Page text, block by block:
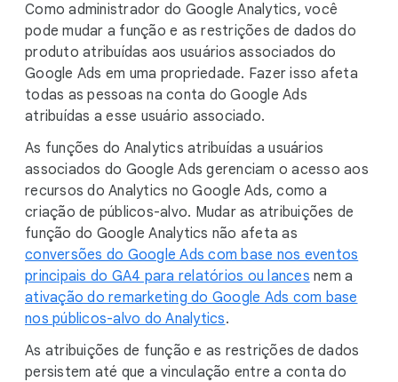
Como administrador do Google Analytics, você
pode mudar a função e as restrições de dados do
produto atribuídas aos usuários associados do
Google Ads em uma propriedade. Fazer isso afeta
todas as pessoas na conta do Google Ads
atribuídas a esse usuário associado.
As funções do Analytics atribuídas a usuários
associados do Google Ads gerenciam o acesso aos
recursos do Analytics no Google Ads, como a
criação de públicos-alvo. Mudar as atribuições de
função do Google Analytics não afeta as
conversões do Google Ads com base nos eventos
principais do GA4 para relatórios ou lances nem a
ativação do remarketing do Google Ads com base
nos públicos-alvo do Analytics.
As atribuições de função e as restrições de dados
persistem até que a vinculação entre a conta do